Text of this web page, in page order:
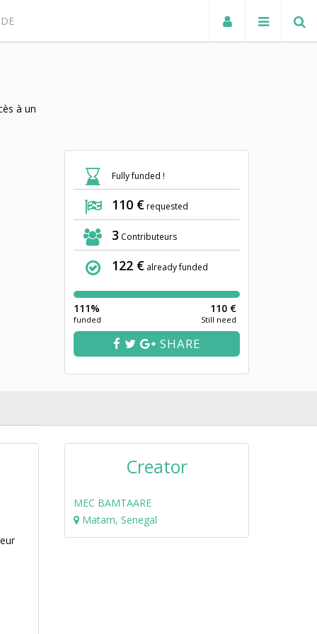
à un
Fully funded !
110 €requested
3 Contributeurs
122 € already funded
111%
funded
110 €
Still need
SHARE
Creator
MEC BAMTAARE
Matam, Senegal